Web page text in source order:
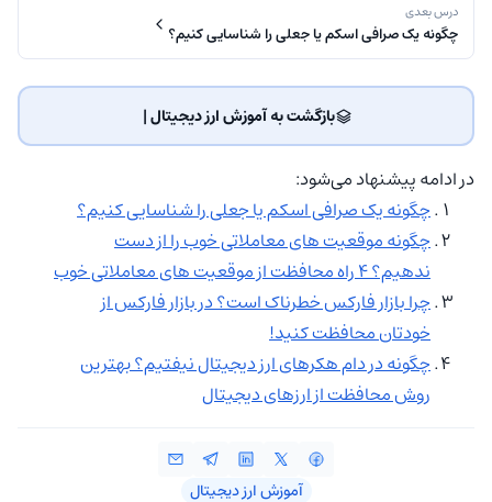
درس بعدی
چگونه یک صرافی اسکم یا جعلی را شناسایی کنیم؟
بازگشت به آموزش ارز دیجیتال | ‌
در ادامه پیشنهاد می‌شود:
چگونه یک صرافی اسکم یا جعلی را شناسایی کنیم؟
چگونه موقعیت های معاملاتی خوب را از دست
ندهیم؟ ۴ راه محافظت از موقعیت های معاملاتی خوب
چرا بازار فارکس خطرناک است؟ در بازار فارکس از
خودتان محافظت کنید!
چگونه در دام هکرهای ارز دیجیتال نیفتیم؟ بهترین
روش محافظت از ارزهای دیجیتال
آموزش ارز دیجیتال